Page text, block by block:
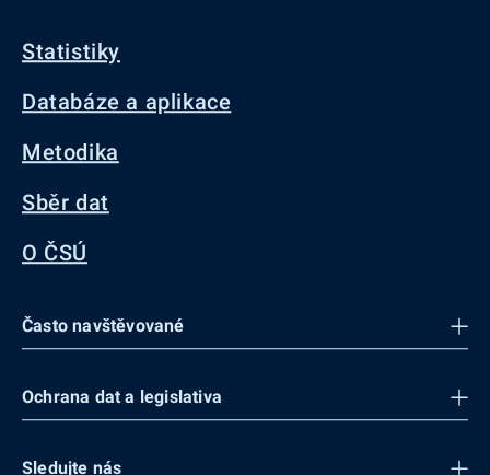
Statistiky
Databáze a aplikace
Metodika
Sběr dat
O ČSÚ
Často navštěvované
Ochrana dat a legislativa
Sledujte nás